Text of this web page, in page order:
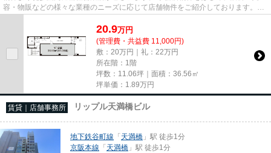
容・物販などの様々な業種のニーズに応じて店舗物件をご紹介しております。
尚、弊社ではおとり広告は一切...
20.9万円
(管理費・共益費 11,000円)
敷：20万円｜礼：22万円
所在階：1階
坪数：11.06坪｜面積：36.56㎡
坪単価： 1.89万円
賃貸｜店舗事務所 リップル天満橋ビル
地下鉄谷町線 「天満橋 」駅 徒歩1分
京阪本線 「天満橋 」駅 徒歩1分